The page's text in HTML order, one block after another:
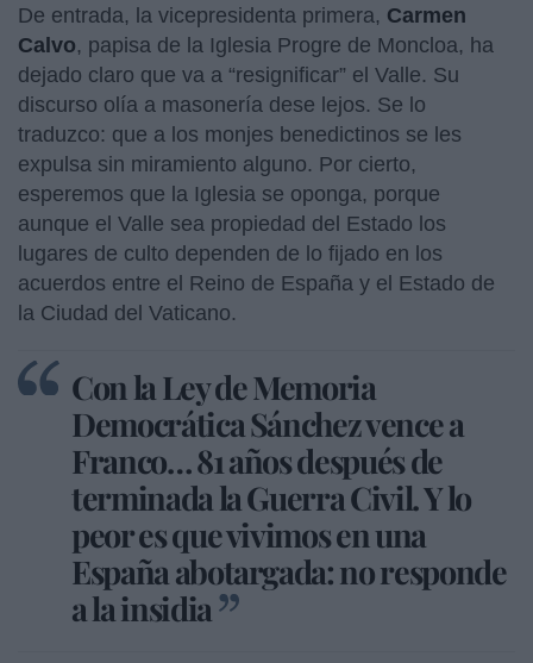
De entrada, la vicepresidenta primera, Carmen
Calvo, papisa de la Iglesia Progre de Moncloa, ha
dejado claro que va a “resignificar” el Valle. Su
discurso olía a masonería dese lejos. Se lo
traduzco: que a los monjes benedictinos se les
expulsa sin miramiento alguno. Por cierto,
esperemos que la Iglesia se oponga, porque
aunque el Valle sea propiedad del Estado los
lugares de culto dependen de lo fijado en los
acuerdos entre el Reino de España y el Estado de
la Ciudad del Vaticano.
Con la Ley de Memoria
Democrática Sánchez vence a
Franco… 81 años después de
terminada la Guerra Civil. Y lo
peor es que vivimos en una
España abotargada: no responde
a la insidia